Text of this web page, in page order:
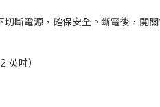
斷電源，確保安全。斷電後，開
英吋）